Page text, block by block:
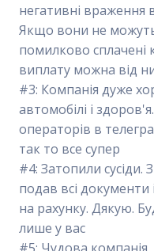
негативні враження
Якщо вони не
помилково сплачені
виплату можна від
#3: Компанія дуже
автомобілі і
операторів в
так то все супер
#4: Затопили сусіди.
подав всі
на рахунку. Дякую.
лише у вас
#5: Чудова компанія